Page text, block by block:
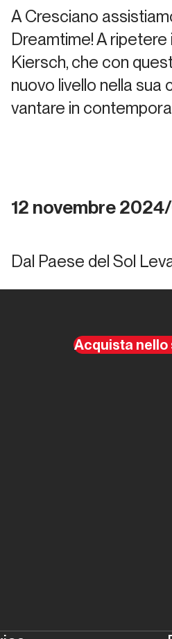
A Cresciano
Dreamtime! A
Kiersch, che con
nuovo livello nella sua
vantare in
12 novembre
Dal Paese del Sol
Acquista nello